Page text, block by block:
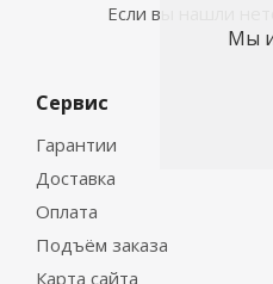
Если вы нашли
Сервис
Гарантии
Доставка
Оплата
Подъём заказа
Карта сайта
Мы